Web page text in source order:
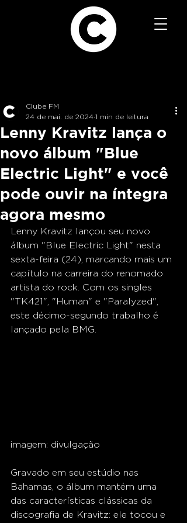
Lenny Kravitz lança o
novo álbum "Blue
Electric Light" e você
pode ouvir na íntegra
agora mesmo
Clube FM
24 de mai. de 2024 1 min de leitura
Lenny Kravitz lançou seu novo
álbum "Blue Electric Light" nesta
sexta-feira (24), marcando mais um
capítulo na carreira do renomado
artista do rock. Com os singles
"TK421", "Human" e "Paralyzed",
este décimo-segundo trabalho é
lançado pela BMG.
imagem: divulgação
Gravado em seu estúdio nas
Bahamas, o álbum mantém uma
das características clássicas da
discografia de Kravitz: ele tocou e